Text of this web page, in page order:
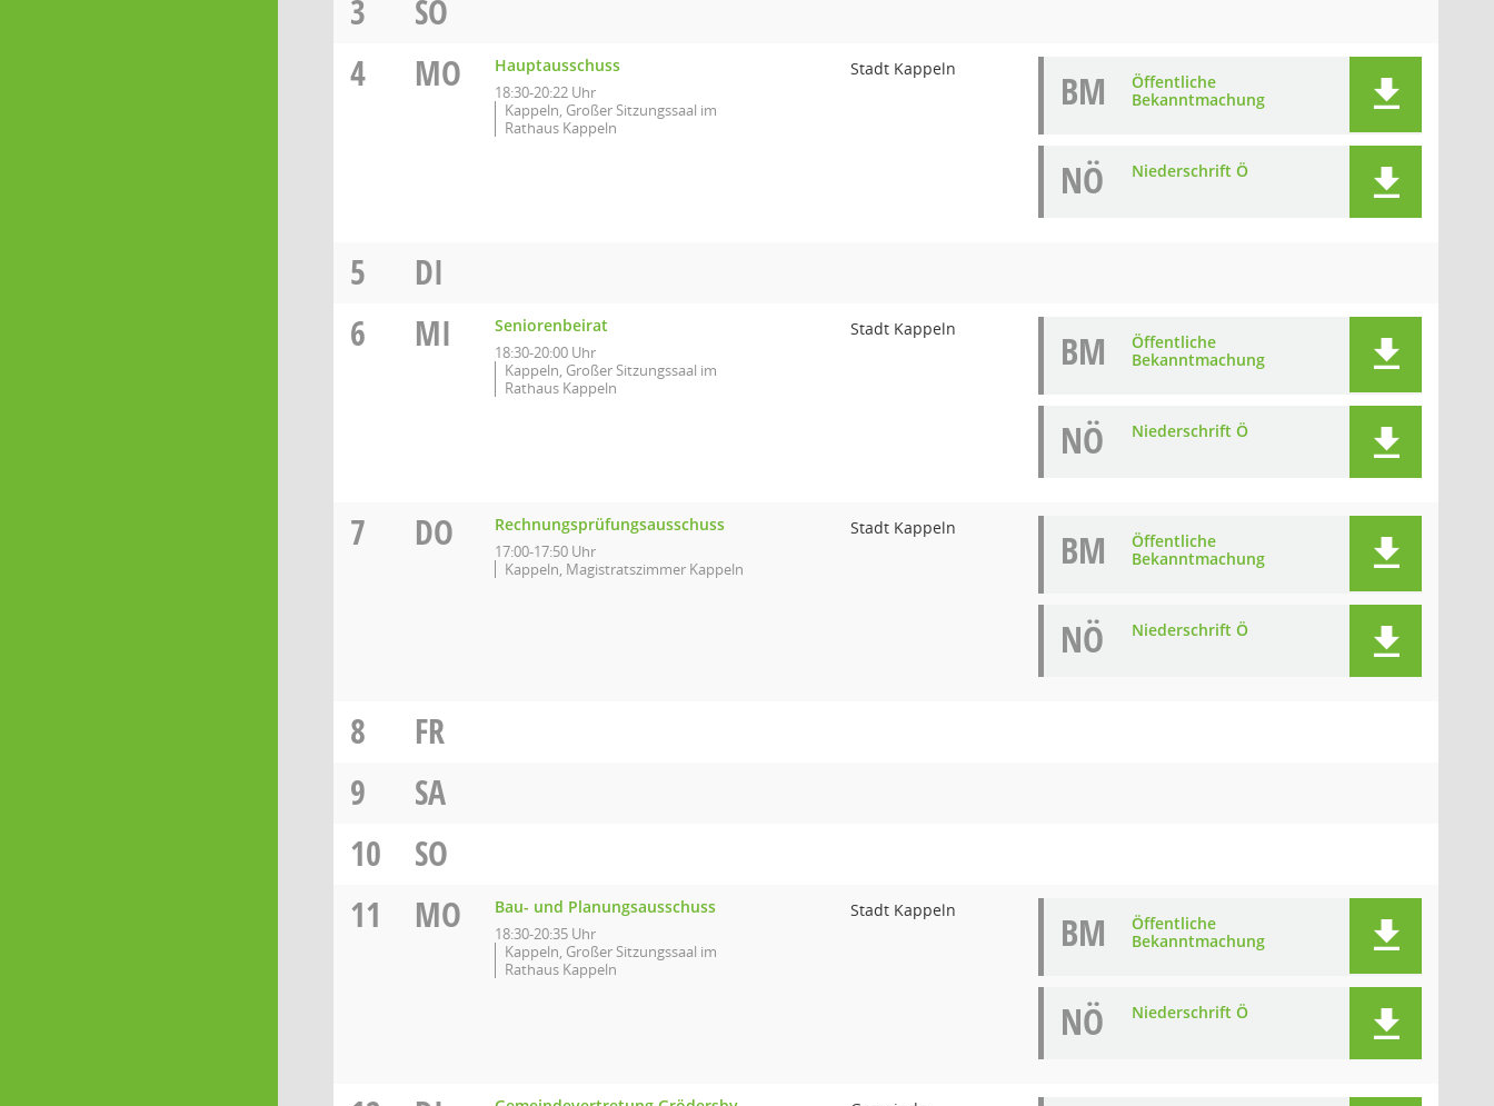
3
SO
4
MO Hauptausschuss
18:30-20:22 Uhr
Kappeln, Großer Sitzungssaal im
Rathaus Kappeln
Stadt Kappeln BM
Öffentliche
Bekanntmachung
NÖ Niederschrift Ö
5
DI
6
MI Seniorenbeirat
18:30-20:00 Uhr
Kappeln, Großer Sitzungssaal im
Rathaus Kappeln
Stadt Kappeln BM
Öffentliche
Bekanntmachung
NÖ Niederschrift Ö
7 DO Rechnungsprüfungsausschuss
17:00-17:50 Uhr
Kappeln, Magistratszimmer Kappeln
Stadt Kappeln BM
Öffentliche
Bekanntmachung
NÖ Niederschrift Ö
8
FR
9
SA
10
SO
11
MO Bau- und Planungsausschuss
18:30-20:35 Uhr
Kappeln, Großer Sitzungssaal im
Rathaus Kappeln
Stadt Kappeln BM
Öffentliche
Bekanntmachung
NÖ Niederschrift Ö